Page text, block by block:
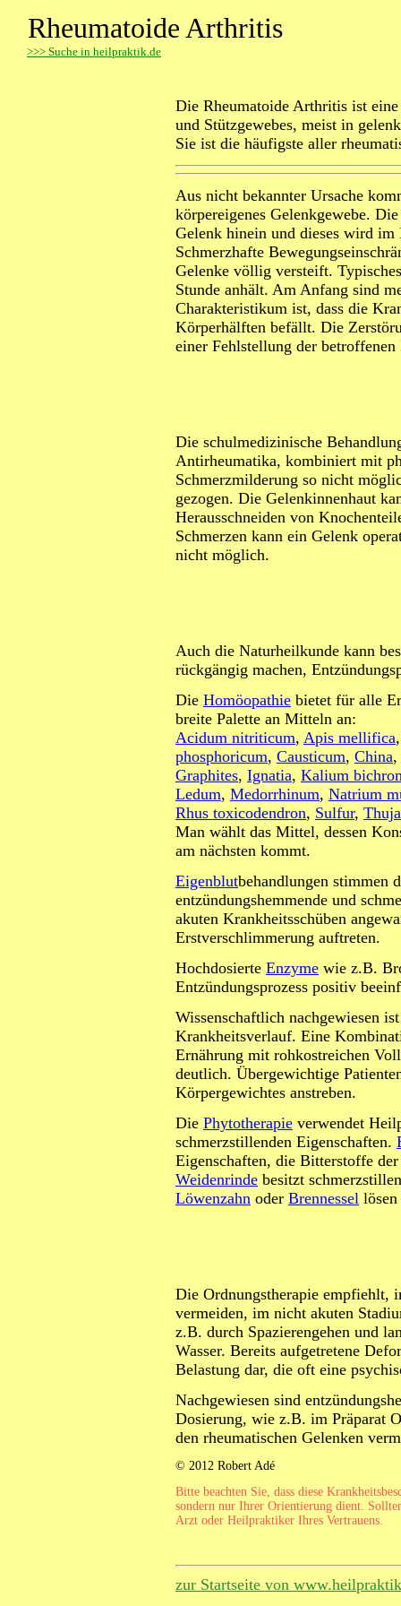
Rheumatoide Arthritis
>>> Suche in heilpraktik.de
Die Rheumatoide Arthritis ist
und Stützgewebes, meist in
Sie ist die häufigste aller
Aus nicht bekannter Ursache
körpereigenes Gelenkgewebe.
Gelenk hinein und dieses wird
Schmerzhafte
Gelenke völlig versteift.
Stunde anhält. Am Anfang sind
Charakteristikum ist, dass die
Körperhälften befällt. Die
einer Fehlstellung der betroffenen
Die schulmedizinische
Antirheumatika, kombiniert mit
Schmerzmilderung so nicht
gezogen. Die Gelenkinnenhaut
Herausschneiden von
Schmerzen kann ein Gelenk
nicht möglich.
Auch die Naturheilkunde kann
rückgängig machen,
Die Homöopathie bietet für alle
breite Palette an Mitteln an:
Acidum nitriticum, Apis mellifica
phosphoricum, Causticum, China,
Graphites, Ignatia, Kalium
Ledum, Medorrhinum, Natrium
Rhus toxicodendron, Sulfur,
Man wählt das Mittel, dessen
am nächsten kommt.
Eigenblutbehandlungen stimmen
entzündungshemmende und
akuten Krankheitsschüben
Erstverschlimmerung auftreten.
Hochdosierte Enzyme wie z.B.
Entzündungsprozess positiv
Wissenschaftlich nachgewiesen
Krankheitsverlauf. Eine
Ernährung mit rohkostreichen
deutlich. Übergewichtige
Körpergewichtes anstreben.
Die Phytotherapie verwendet
schmerzstillenden Eigenschaften.
Eigenschaften, die Bitterstoffe
Weidenrinde besitzt
Löwenzahn oder Brennessel
Die Ordnungstherapie empfiehlt,
vermeiden, im nicht akuten
z.B. durch Spazierengehen und
Wasser. Bereits aufgetretene
Belastung dar, die oft eine
Nachgewiesen sind
Dosierung, wie z.B. im Präparat
den rheumatischen Gelenken
© 2012 Robert Adé
Bitte beachten Sie, dass diese
sondern nur Ihrer Orientierung dient.
Arzt oder Heilpraktiker Ihres Vertrauens.
zur Startseite von